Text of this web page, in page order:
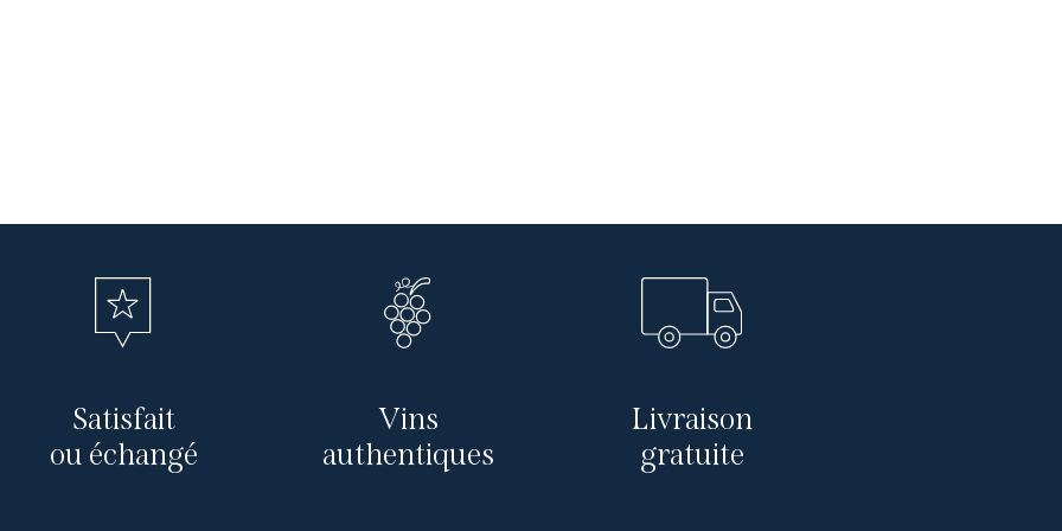
Satisfait
ou échangé
Vins
authentiques
Livraison
gratuite